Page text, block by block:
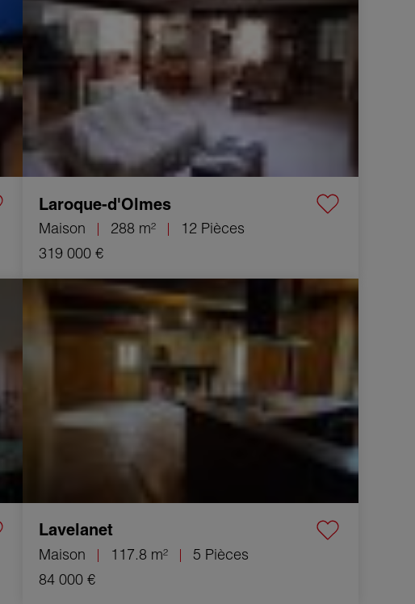
Laroque-d'Olmes
Maison 288 m²
12 Pièces
319 000 €
Vente Maison Lavelanet 5 Pièces 117.8 m²
Lavelanet
Maison 117.8 m²
5 Pièces
84 000 €